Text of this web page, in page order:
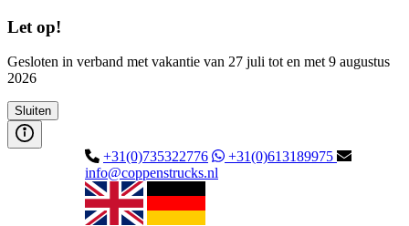
Let op!
Gesloten in verband met vakantie van 27 juli tot en met 9 augustus
2026
Sluiten
+31(0)735322776
+31(0)613189975
info@coppenstrucks.nl